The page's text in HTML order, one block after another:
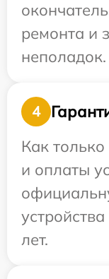
ремонта и
неполадок.
4
Как только
и оплаты
лет.